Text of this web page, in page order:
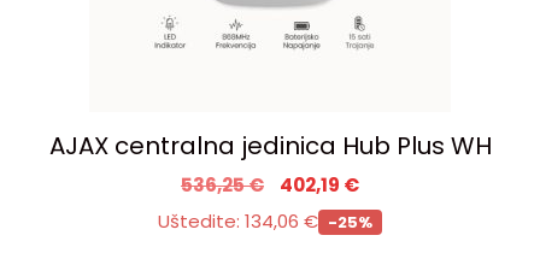
AJAX centralna jedinica Hub Plus WH
536,25€ 402,19 €
Uštedite: 134,06 € -25%